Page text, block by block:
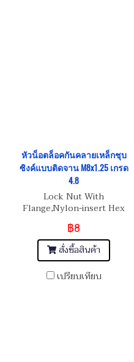
หัวน็อตล็อคกันคลายเหล็กชุบ
ซิงค์แบบติดจาน M8x1.25 เกรด
4.8
Lock Nut With
Flange,Nylon-insert Hex
฿8
สั่งซื้อสินค้า
เปรียบเทียบ